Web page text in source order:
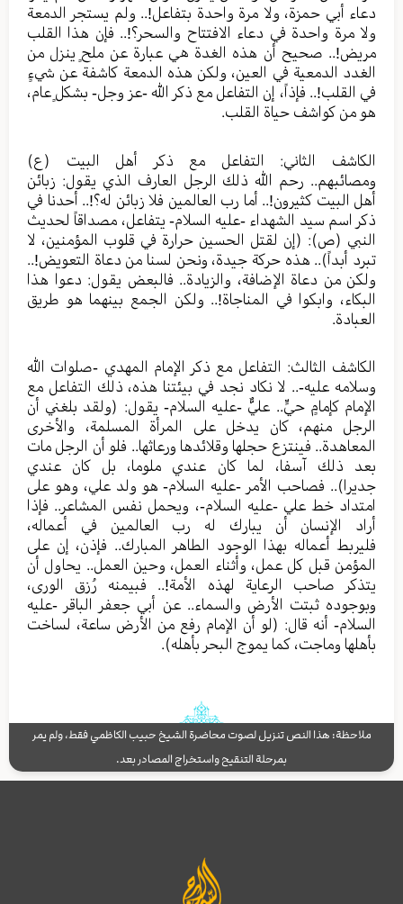
دعاء أبي حمزة، ولا مرة واحدة بتفاعل!.. ولم يستجر الدمعة
ولا مرة واحدة في دعاء الافتتاح والسحر؟!.. فإن هذا القلب
مريض!.. صحيح أن هذه الغدة هي عبارة عن ملحٍ ينزل من
الغدد الدمعية في العين، ولكن هذه الدمعة كاشفة عن شيءٍ
في القلب!.. فإذاً، إن التفاعل مع ذكر الله -عز وجل- بشكلٍ عام،
هو من كواشف حياة القلب.
الكاشف الثاني: التفاعل مع ذكر أهل البيت (ع)
ومصائبهم.. رحم الله ذلك الرجل العارف الذي يقول: زبائن
أهل البيت كثيرون!.. أما رب العالمين فلا زبائن له؟!.. أحدنا في
ذكر اسم سيد الشهداء -عليه السلام- يتفاعل، مصداقاً لحديث
النبي (ص): (إن لقتل الحسين حرارة في قلوب المؤمنين، لا
تبرد أبداً).. هذه حركة جيدة، ونحن لسنا من دعاة التعويض!..
ولكن من دعاة الإضافة، والزيادة.. فالبعض يقول: دعوا هذا
البكاء، وابكوا في المناجاة!.. ولكن الجمع بينهما هو طريق
العبادة.
الكاشف الثالث: التفاعل مع ذكر الإمام المهدي -صلوات الله
وسلامه عليه-.. لا نكاد نجد في بيئتنا هذه، ذلك التفاعل مع
الإمام كإمامٍ حيٍّ.. عليٌّ -عليه السلام- يقول: (ولقد بلغني أن
الرجل منهم، كان يدخل على المرأة المسلمة، والأخرى
المعاهدة.. فينتزع حجلها وقلائدها ورعاثها.. فلو أن الرجل مات
بعد ذلك آسفا، لما كان عندي ملوما، بل كان عندي
جديرا).. فصاحب الأمر -عليه السلام- هو ولد علي، وهو على
امتداد خط علي -عليه السلام-، ويحمل نفس المشاعر.. فإذا
أراد الإنسان أن يبارك له رب العالمين في أعماله،
فليربط أعماله بهذا الوجود الطاهر المبارك.. فإذن، إن على
المؤمن قبل كل عمل، وأثناء العمل، وحين العمل.. يحاول أن
يتذكر صاحب الرعاية لهذه الأمة!.. فبيمنه رُزق الورى،
وبوجوده ثبتت الأرض والسماء.. عن أبي جعفر الباقر -عليه
السلام- أنه قال: (لو أن الإمام رفع من الأرض ساعة، لساخت
بأهلها وماجت، كما يموج البحر بأهله).
ملاحظة: هذا النص تنزيل لصوت محاضرة الشيخ حبيب الكاظمي فقط، ولم يمر
بمرحلة التنقيح واستخراج المصادر بعد.